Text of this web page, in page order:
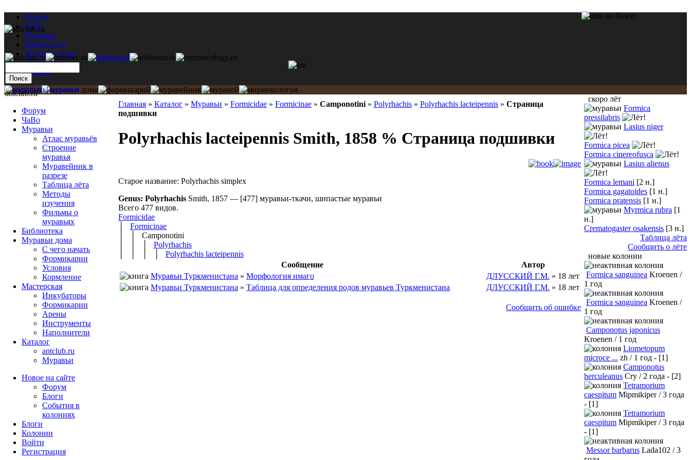
Форум
ЧаВо
Муравьи
Библиотека
Муравьи дома
Мастерская
Каталог
Главная » Каталог » Муравьи » Formicidae » Formicinae » Camponotini » Polyrhachis » Polyrhachis lacteipennis » Страница
подшивки
Polyrhachis lacteipennis Smith, 1858 % Страница подшивки
Старое название: Polyrhachis simplex
Genus: Polyrhachis Smith, 1857 — [477] муравьи-ткачи, шипастые муравьи
Всего 477 видов.
Formicidae
Formicinae
│ │ Camponotini
Polyrhachis
Polyrhachis lacteipennis
Сообщение
Автор
Муравьи Туркменистана » Морфология имаго ДЛУССКИЙ Г.М. » 18 лет
Муравьи Туркменистана » Таблица для определения родов муравьев Туркменистана ДЛУССКИЙ Г.М. » 18 лет
Сообщить об ошибке
antclub.ru
Форум
ЧаВо
Муравьи
Атлас муравьёв
Строение
муравья
Муравейник в
разрезе
Таблица лёта
Методы
изучения
Фильмы о
муравьях
Библиотека
Муравьи дома
С чего начать
Формикарии
Условия
Кормление
Мастерская
Инкубаторы
Формикарии
Арены
Инструменты
Наполнители
Каталог
antclub.ru
Муравьи
Новое на сайте
Форум
Блоги
События в
колониях
Блоги
Колонии
Войти
Peгиcтpaция
скоро лёт
Formica
pressilabris
Lasius niger
Formica picea
Formica cinereofusca
Lasius alienus
Formica lemani [2 н.]
Formica gagatoides [1 н.]
Formica pratensis [1 н.]
Myrmica rubra [1
н.]
Crematogaster osakensis [3 н.]
Таблица лёта
Сообщить о лёте
новые колонии
Formica sanguinea Kroenen /
1 год
Formica sanguinea Kroenen /
1 год
Camponotus japonicus
Kroenen / 1 год
Liometopum
microce ... zh / 1 год - [1]
Camponotus
herculeanus Cry / 2 года - [2]
Tetramorium
caespitum Mipmikiper / 3 года
- [1]
Tetramorium
caespitum Mipmikiper / 3 года
- [1]
Messor barbarus Lada102 / 3